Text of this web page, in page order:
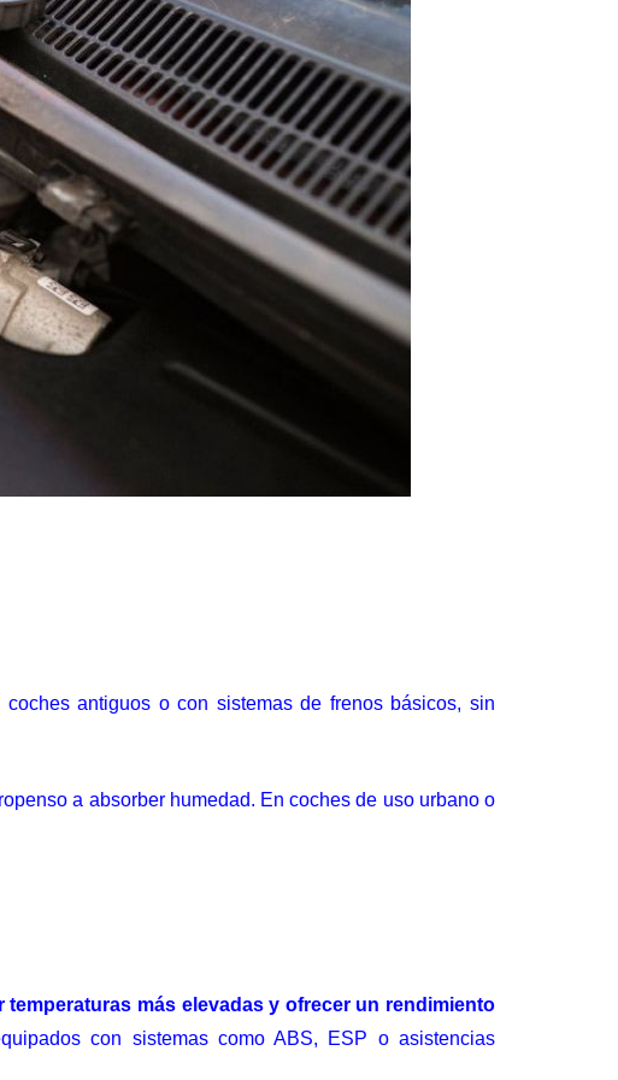
coches antiguos o con sistemas de frenos básicos, sin
a absorber humedad. En coches de uso urbano o
más elevadas y ofrecer un rendimiento
con sistemas como ABS, ESP o asistencias